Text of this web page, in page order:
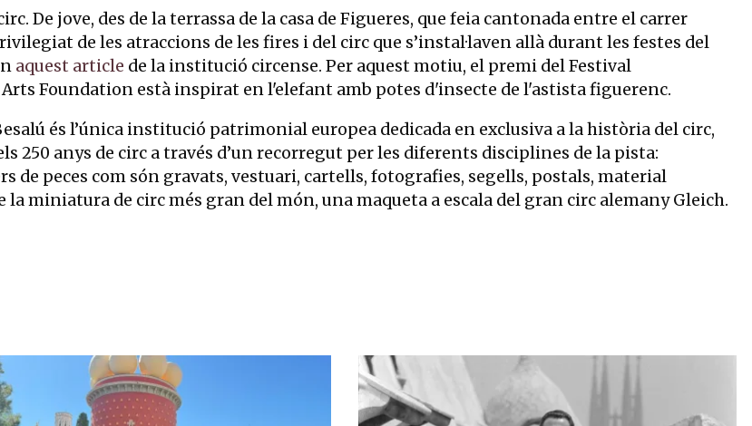
De jove, des de la terrassa de la casa de Figueres, que feia cantonada entre el carrer
de les atraccions de les fires i del circ que s’instal·laven allà durant les festes del
aquest article de la institució circense. Per aquest motiu, el premi del Festival
Foundation està inspirat en l'elefant amb potes d'insecte de l'astista figuerenc.
és l’única institució patrimonial europea dedicada en exclusiva a la història del circ,
250 anys de circ a través d’un recorregut per les diferents disciplines de la pista:
de peces com són gravats, vestuari, cartells, fotografies, segells, postals, material
la miniatura de circ més gran del món, una maqueta a escala del gran circ alemany Gleich.